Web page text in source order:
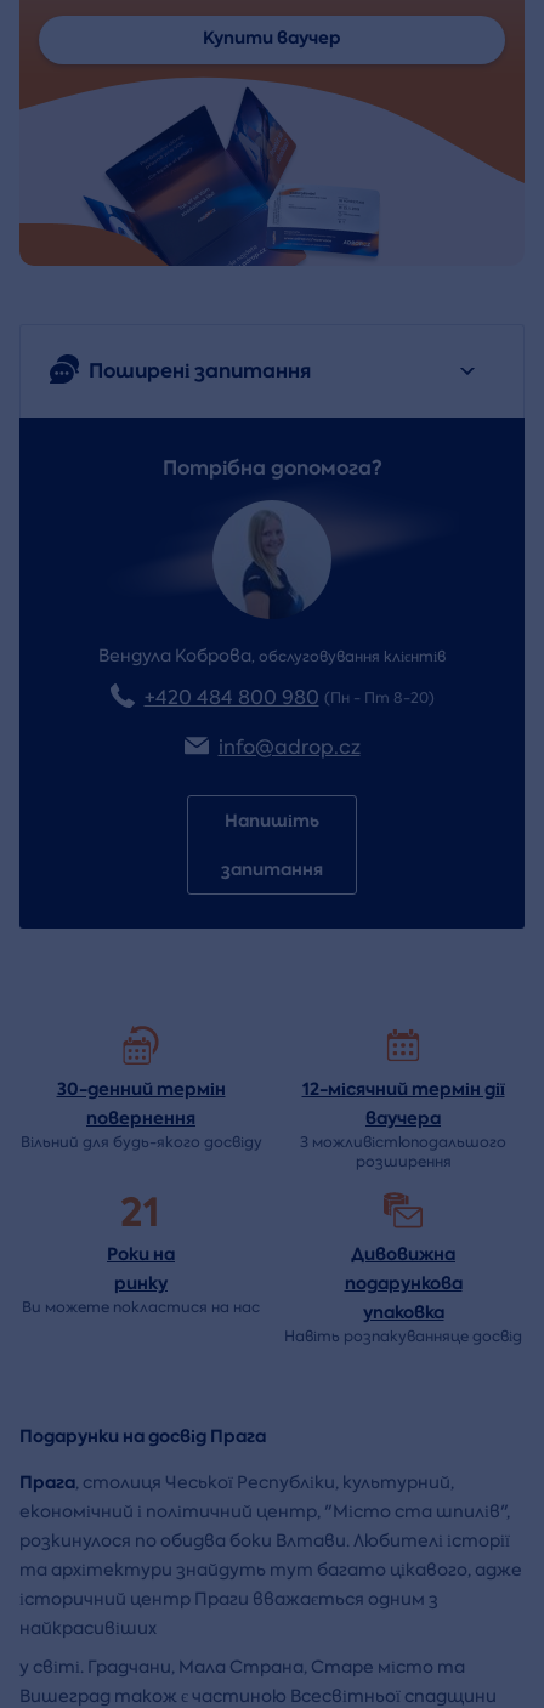
Купити ваучер
Поширені запитання
Потрібна допомога?
Вендула Коброва, обслуговування клієнтів
+420 484 800 980 (Пн - Пт 8-20)
info@adrop.cz
Напишіть
запитання
30-денний термін
повернення
Вільний для будь-якого досвіду
12-місячний термін дії
ваучера
З можливістюподальшого
розширення
21
Роки на
ринку
Ви можете покластися на нас
Дивовижна
подарункова
упаковка
Навіть розпакуванняце досвід
Подарунки на досвід Прага
Прага, столиця Чеської Республіки, культурний,
економічний і політичний центр, "Місто ста шпилів",
розкинулося по обидва боки Влтави. Любителі історії
та архітектури знайдуть тут багато цікавого, адже
історичний центр Праги вважається одним з
найкрасивіших
у світі. Градчани, Мала Страна, Старе місто та
Вишеград також є частиною Всесвітньої спадщини